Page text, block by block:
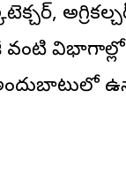
విభాగాల్లో